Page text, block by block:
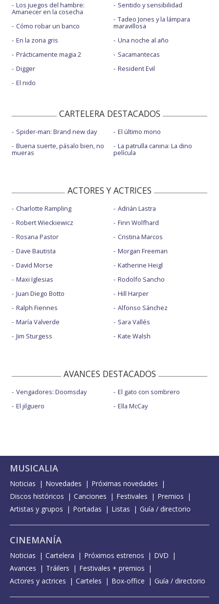
Los juegos del hambre:
Amanecer en la cosecha
Cómo robar un banco
En la zona gris
Prácticamente magia 2
Digger
El nido
Sentido y sensibilidad
Tadeo Jones y la lámpara
maravillosa
Una noche al año
Sacamantecas
Resident Evil
CARTELERA DESTACADOS
Spider-man: Brand new day
Buena suerte, pásalo bien, no
mueras
El último mono
La patrulla canina: La dino
película
ACTORES Y ACTRICES
Charlotte Rampling
Robert Wieckiewicz
Rosana Pastor
Dave Bautista
David Morse
Maxi Iglesias
Juan Diego Botto
Ralph Fiennes
María Valverde
Jim Sturgess
Adrián Lastra
Finn Wolfhard
Cristina Marcos
Morgan Freeman
Katherine Heigl
Rodolfo Sancho
Hill Harper
Alfonso Sánchez
Sara Vallés
Kate Walsh
AVANCES DESTACADOS
Vengadores: Doomsday
El jilguero
El gato con sombrero
Ella McCay
MUSICALIA
Noticias Novedades
Próximas novedades
Discos históricos
Canciones Festivales
Premios
Artistas y grupos
Portadas Listas Guía / directorio
CINEMANÍA
Noticias Cartelera Próximos estrenos
DVD
Avances
Tráilers
Festivales + premios
Actores y actrices
Carteles Box-office Guía / directorio